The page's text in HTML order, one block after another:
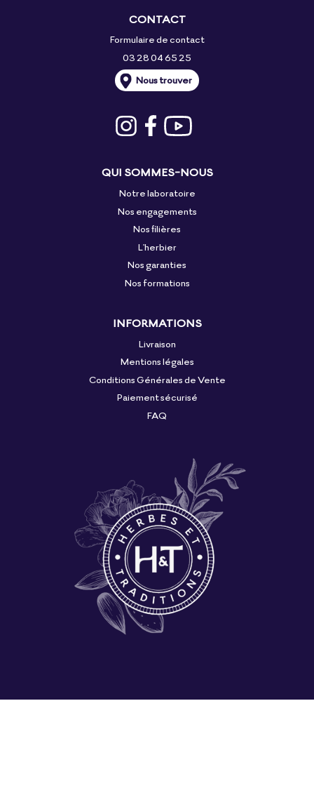
CONTACT
Formulaire de contact
03 28 04 65 25
Nous trouver
QUI SOMMES-NOUS
Notre laboratoire
Nos engagements
Nos filières
L'herbier
Nos garanties
Nos formations
INFORMATIONS
Livraison
Mentions légales
Conditions Générales de Vente
Paiement sécurisé
FAQ